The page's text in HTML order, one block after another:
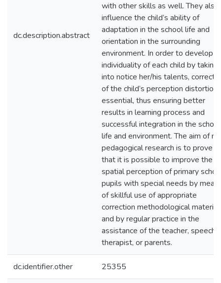
dc.description.abstract
with other skills as well. They also
influence the child’s ability of
adaptation in the school life and
orientation in the surrounding
environment. In order to develop
individuality of each child by taking
into notice her/his talents,
of the child’s perception distortion
essential, thus ensuring better
results in learning process and
successful integration in the school
life and environment. The aim of
pedagogical research is to prove
that it is possible to improve the
spatial perception of primary
pupils with special needs by
of skillful use of appropriate
correction methodological
and by regular practice in the
assistance of the teacher, speech
therapist, or parents.
dc.identifier.other 25355